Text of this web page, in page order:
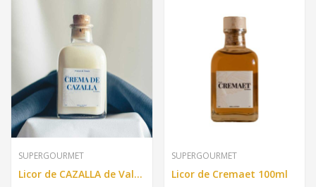
SUPERGOURMET
Licor de CAZALLA de Valencia 100ml
SUPERGOURMET
Licor de Cremaet 100ml